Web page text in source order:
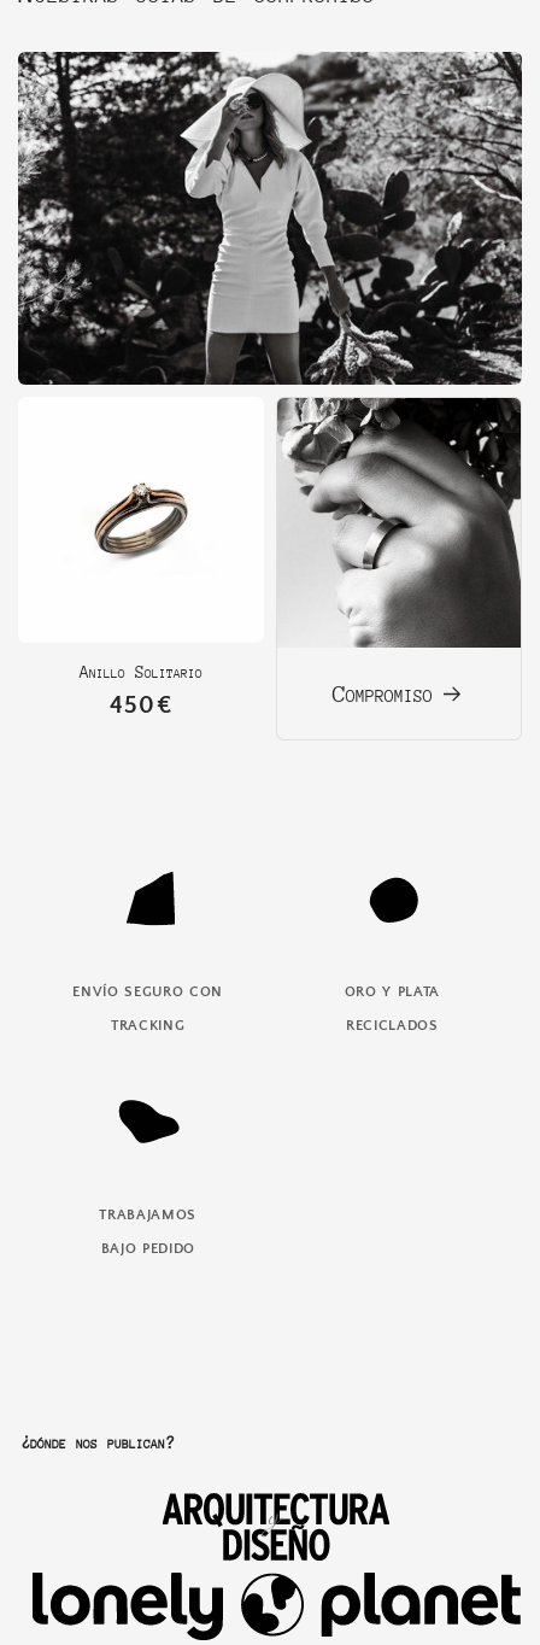
Anillo Solitario
Precio
450€ Compromiso
envío seguro con
tracking
oro y plata
reciclados
trabajamos
bajo pedido
¿dónde nos publican?